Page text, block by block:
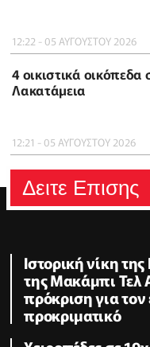
12:22 - 05 ΑΥΓΟΥΣΤΟΥ 2026
4 οικιστικά οικόπεδα
Λακατάμεια
12:21 - 05 ΑΥΓΟΥΣΤΟΥ 2026
Δειτε Επισης
Ιστορική νίκη
της Μακάμπι Τελ
πρόκριση για
προκριματικό